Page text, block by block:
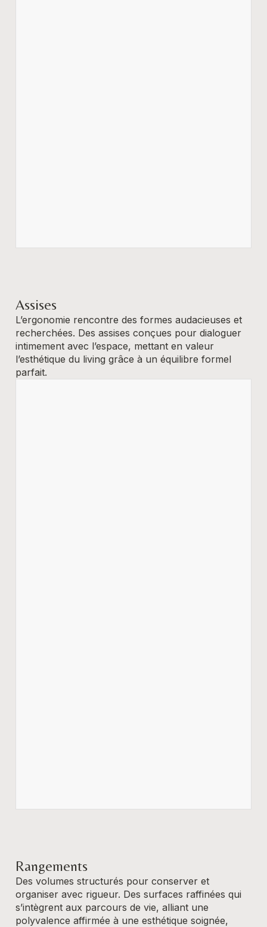
Assises
L’ergonomie rencontre des formes audacieuses et
recherchées. Des assises conçues pour dialoguer
intimement avec l’espace, mettant en valeur
l’esthétique du living grâce à un équilibre formel
parfait.
Rangements
Des volumes structurés pour conserver et
organiser avec rigueur. Des surfaces raffinées qui
s’intègrent aux parcours de vie, alliant une
polyvalence affirmée à une esthétique soignée,